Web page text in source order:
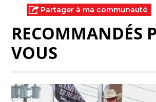
Partager à ma communauté
RECOMMANDÉS
VOUS